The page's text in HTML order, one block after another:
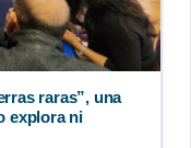
raras”, una
explora ni